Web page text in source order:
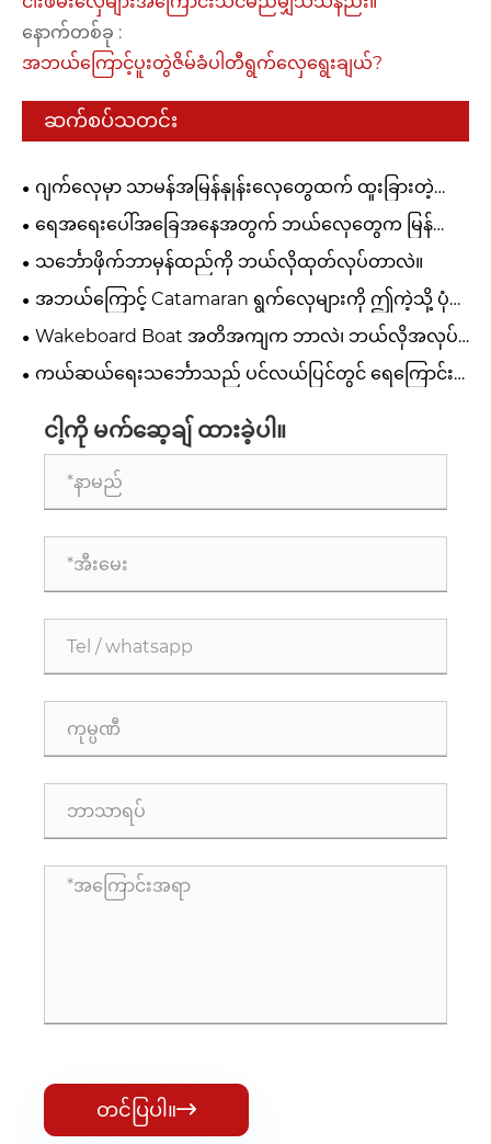
နောက်တစ်ခု :
အဘယ်ကြောင့်ပူးတွဲဇိမ်ခံပါတီရွက်လှေရွေးချယ်?
ဆက်စပ်သတင်း
ဂျက်လှေမှာ သာမန်အမြန်နှုန်းလှေတွေထက် ထူးခြားတဲ့
အားသာချက်တွေက ဘာတွေလဲ။
ရေအရေးပေါ်အခြေအနေအတွက် ဘယ်လှေတွေက မြန်
မြန်ဆန်ဆန်တုံ့ပြန်သလဲ။
သင်္ဘောဖိုက်ဘာမှန်ထည်ကို ဘယ်လိုထုတ်လုပ်တာလဲ။
အဘယ်ကြောင့် Catamaran ရွက်လှေများကို ဤကဲ့သို့ ပုံစံ
ထုတ်ထားသနည်း။
Wakeboard Boat အတိအကျက ဘာလဲ၊ ဘယ်လိုအလုပ်
လုပ်လဲ
ကယ်ဆယ်ရေးသင်္ဘောသည် ပင်လယ်ပြင်တွင် ရေကြောင်း
တိုးတက်စေသနည်း။
ငါ့ကို မက်ဆေ့ချ် ထားခဲ့ပါ။
တင်ပြပါ။